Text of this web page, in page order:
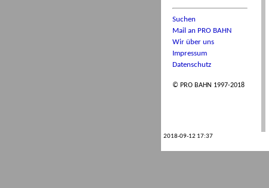
Suchen
Mail an PRO BAHN
Wir über uns
Impressum
Datenschutz
© PRO BAHN 1997-2018
2018-09-12 17:37